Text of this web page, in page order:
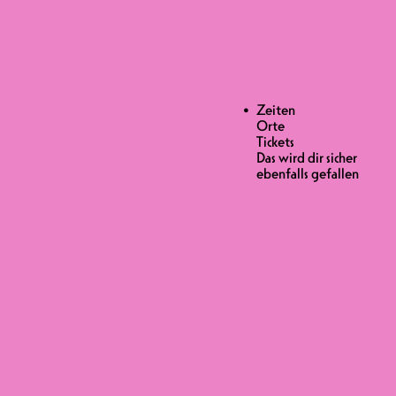
Zeiten
Orte
Tickets
Das wird dir sicher
ebenfalls gefallen
35.-
Stand-up-Comedians. Der
und einer verwirrenden
mit Julie Ferrier. Neben der
3 oder in Les Beaux Parleurs
in Belgien gewonnen, und weil